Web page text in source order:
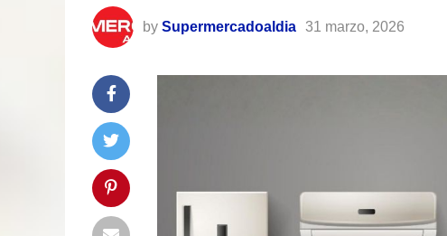
by Supermercadoaldia 31 marzo, 2026